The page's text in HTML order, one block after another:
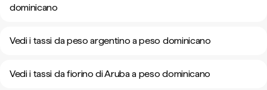
dominicano
Vedi i tassi da peso argentino a peso dominicano
Vedi i tassi da fiorino di Aruba a peso dominicano